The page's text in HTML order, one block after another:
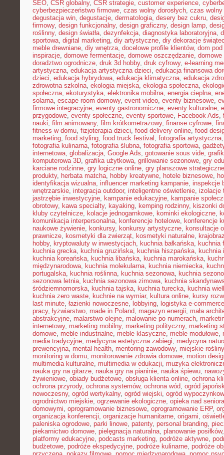
SEO, CSR globalny, CSR strategie, customer experience,
cyberbezpieczeństwo firmowe, czas wolny dorosłych, czas
degustacja win, degustacje, dermatologia, desery bez cukru,
firmowy, design funkcjonalny, design graficzny, design lamp,
roślinny, design światła, dezynfekcja, diagnostyka laboratoryjna,
sportowa, digital marketing, diy artystyczne, diy dekoracje
meble drewniane, diy wnętrza, docelowe profile klientów, dom
inspiracje, domowe fermentacje, domowe oszczędzanie, domowe
doradztwo ogrodnicze, druk 3d hobby, druk cyfrowy, e-learning
artystyczna, edukacja artystyczna dzieci, edukacja finansowa
dzieci, edukacja hybrydowa, edukacja klimatyczna, edukacja
zdrowotna szkolna, ekologia miejska, ekologia społeczna,
społeczna, ekoturystyka, elektronika mobilna, energia cieplna,
solarna, escape room domowy, event video, eventy biznesowe,
firmowe integracyjne, eventy gastronomiczne, eventy kulturalne,
przygodowe, eventy społeczne, eventy sportowe, Facebook Ads,
nauki, film animowany, film krótkometrażowy, finanse cyfrowe,
fitness w domu, fizjoterapia dzieci, food delivery online, food
marketing, food styling, food truck festival , fotografia artystyczna
fotografia kulinarna, fotografia ślubna, fotografia sportowa,
internetowa, globalizacja, Google Ads, gotowanie sous vide,
komputerowa 3D, grafika użytkowa, grillowanie sezonowe, gry
karciane rodzinne, gry logiczne online, gry planszowe strategiczne
produkty, herbata matcha, hobby kreatywne, hotele biznesowe,
identyfikacja wizualna, influencer marketing kampanie, inspekcje
wnętrzarskie, integracja outdoor, inteligentne oświetlenie, izolacje
jastrzębie inwestycyjne, kampanie edukacyjne, kampanie
obrotowy, kawa specialty, kayaking, kemping rodzinny, kiszonki
kluby czytelnicze, kolacje jednogarnkowe, kominki ekologiczne,
komunikacja interpersonalna, konferencje hotelowe, konferencje
naukowe żywienie, konkursy, konkursy artystyczne, konsultacje
prawnicze, kosmetyki dla zwierząt, kosmetyki naturalne,
hobby, kryptowaluty w inwestycjach, kuchnia bałkańska, kuchnia
kuchnia grecka, kuchnia gruzińska, kuchnia hiszpańska, kuchnia
kuchnia koreańska, kuchnia libańska, kuchnia marokańska,
międzynarodowa, kuchnia molekularna, kuchnia niemiecka,
portugalska, kuchnia roślinna, kuchnia sezonowa, kuchnia
sezonowa letnia, kuchnia sezonowa zimowa, kuchnia
śródziemnomorska, kuchnia tajska, kuchnia turecka, kuchnia
kuchnia zero waste, kuchnie na wymiar, kultura online, kursy
last minute, łazienki nowoczesne, lobbying, logistyka e-commerce
pracy, łyżwiarstwo, made in Poland, magazyn energii, mała
abstrakcyjne, malarstwo olejne, malowanie po numerach,
internetowy, marketing mobilny, marketing polityczny, marketing
domowe, meble industrialne, meble klasyczne, meble modułowe,
media tradycyjne, medycyna estetyczna zabiegi, medycyna
prewencyjna, mental health, mentoring zawodowy, miejskie rośliny
monitoring w domu, monitorowanie zdrowia domowe, motion
multimedia kulturalne, multimedia w edukacji, muzyka
nauka gry na gitarze, nauka gry na pianinie, nauka śpiewu,
żywieniowe, obiady budżetowe, obsługa klienta online, ochrona
ochrona przyrody, ochrona systemów, ochrona wód, ogród
nowoczesny, ogród wertykalny, ogród wiejski, ogród
ogrodnictwo miejskie, ogrzewanie ekologiczne, opieka nad
domowymi, oprogramowanie biznesowe, oprogramowanie ERP,
organizacja konferencji, organizacje humanitarne, origami,
paleniska ogrodowe, parki linowe, patenty, personal branding,
piekarnictwo domowe, pielęgnacja naturalna, planowanie posiłków
platformy edukacyjne, podcasts marketing, podróże aktywne,
budżetowe, podróże ekspedycyjne, podróże kulinarne, podróże